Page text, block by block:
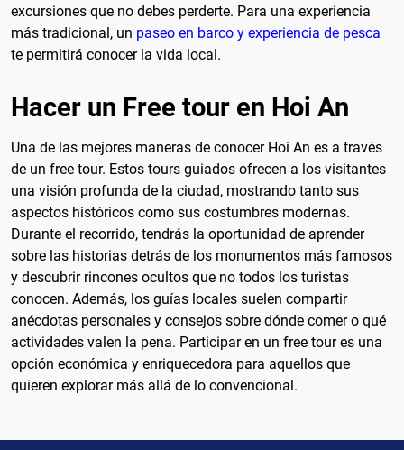
excursiones que no debes perderte. Para una experiencia
más tradicional, un paseo en barco y experiencia de pesca
te permitirá conocer la vida local.
Hacer un Free tour en Hoi An
Una de las mejores maneras de conocer Hoi An es a través
de un free tour. Estos tours guiados ofrecen a los visitantes
una visión profunda de la ciudad, mostrando tanto sus
aspectos históricos como sus costumbres modernas.
Durante el recorrido, tendrás la oportunidad de aprender
sobre las historias detrás de los monumentos más famosos
y descubrir rincones ocultos que no todos los turistas
conocen. Además, los guías locales suelen compartir
anécdotas personales y consejos sobre dónde comer o qué
actividades valen la pena. Participar en un free tour es una
opción económica y enriquecedora para aquellos que
quieren explorar más allá de lo convencional.